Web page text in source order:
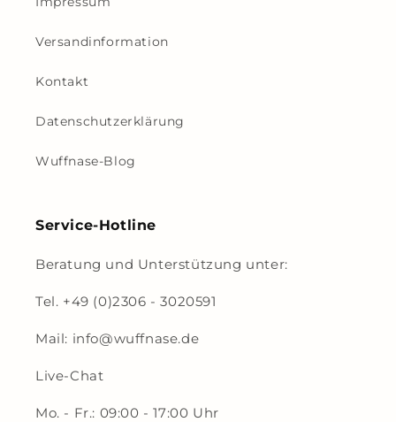
Versandinformation
Kontakt
Datenschutzerklärung
Wuffnase-Blog
Service-Hotline
Beratung und Unterstützung unter:
Tel. +49 (0)2306 - 3020591
Mail: info@wuffnase.de
Live-Chat
Mo. - Fr.: 09:00 - 17:00 Uhr